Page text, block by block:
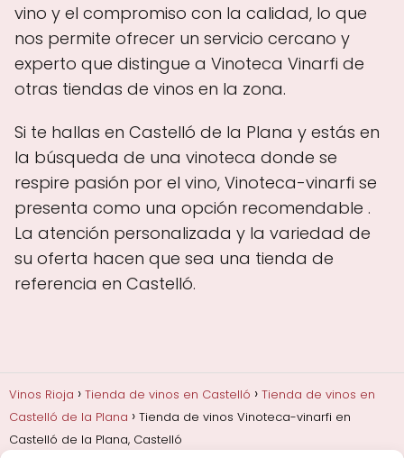
vino y el compromiso con la calidad, lo que
nos permite ofrecer un servicio cercano y
experto que distingue a Vinoteca Vinarfi de
otras tiendas de vinos en la zona.
Si te hallas en Castelló de la Plana y estás en
la búsqueda de una vinoteca donde se
respire pasión por el vino, Vinoteca-vinarfi se
presenta como una opción recomendable .
La atención personalizada y la variedad de
su oferta hacen que sea una tienda de
referencia en Castelló.
Vinos Rioja Tienda de vinos en Castelló
Tienda de vinos en
Castelló de la Plana
Tienda de vinos Vinoteca-vinarfi en
Castelló de la Plana, Castelló